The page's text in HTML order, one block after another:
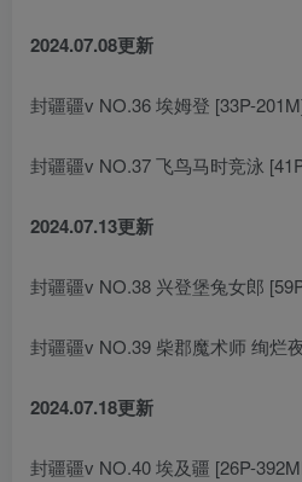
2024.07.08更新
封疆疆v NO.36 埃姆登 [33P-
封疆疆v NO.37 飞鸟马时竞泳
2024.07.13更新
封疆疆v NO.38 兴登堡兔女郎
封疆疆v NO.39 柴郡魔术师 绚烂
2024.07.18更新
封疆疆v NO.40 埃及疆 [26P-